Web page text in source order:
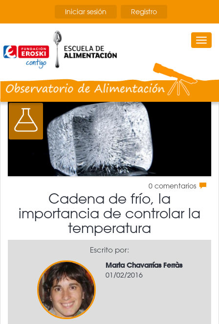
contenido
Iniciar sesión Registro
0 comentarios
Cadena de frío, la
importancia de controlar la
temperatura
Escrito por:
Marta Chavarrías Ferràs
01/02/2016